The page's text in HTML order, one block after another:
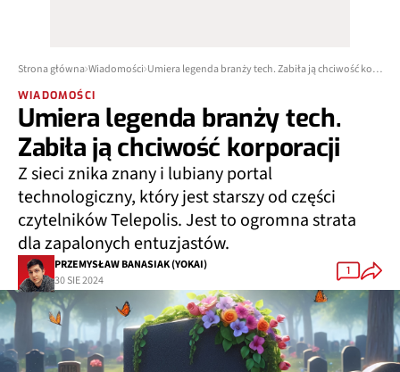
Strona główna Wiadomości Umiera legenda branży tech. Zabiła ją chciwość korporacji
WIADOMOŚCI
Umiera legenda branży tech.
Zabiła ją chciwość korporacji
Z sieci znika znany i lubiany portal
technologiczny, który jest starszy od części
czytelników Telepolis. Jest to ogromna strata
dla zapalonych entuzjastów.
PRZEMYSŁAW BANASIAK (YOKAI)
30 SIE 2024
1